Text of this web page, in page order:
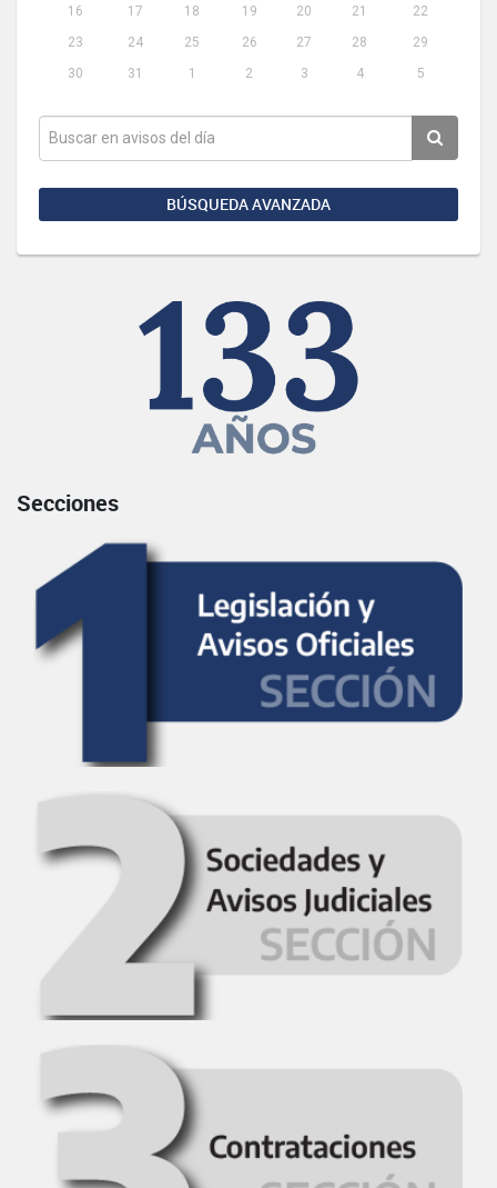
16
17 18 19 20 21
22
23
24 25 26 27 28
29
30
31 1 2 3 4 5
BÚSQUEDA AVANZADA
Secciones